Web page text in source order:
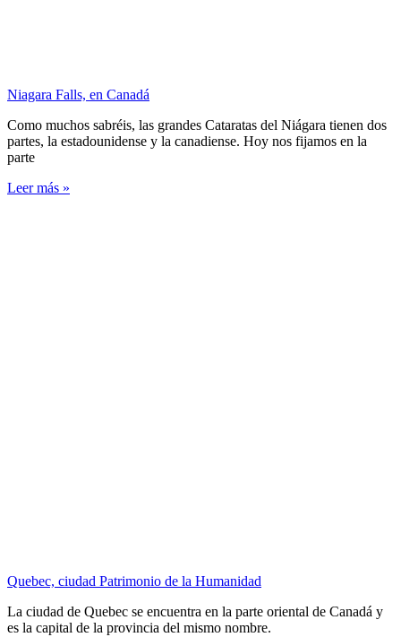
Niagara Falls, en Canadá
Como muchos sabréis, las grandes Cataratas del Niágara tienen dos
partes, la estadounidense y la canadiense. Hoy nos fijamos en la
parte
Leer más »
Quebec, ciudad Patrimonio de la Humanidad
La ciudad de Quebec se encuentra en la parte oriental de Canadá y
es la capital de la provincia del mismo nombre.